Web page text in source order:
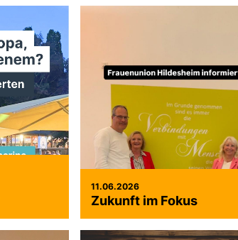
11.06.2026
Zukunft im Fokus